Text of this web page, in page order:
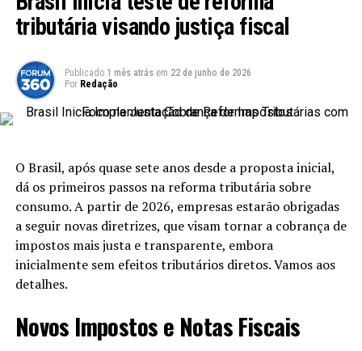
proibições semelhantes. “É essencial que o Brasil
acompanhe essa evolução do conhecimento científico,
alternativas viáveis”, afirmou o senador durante a
votação.
O Que A Lei Implica?
A Lei 15.183 não altera as diretrizes existentes sobre
testes em medicamentos, sendo restrita a produtos
cosméticos e ingredientes que constam apenas nesses
itens. A proteção agora oferecida a animais não
comprometerá a segurança de produtos que já se
encontram no mercado, pois há exceções que permitem
a venda de cosméticos que tenham sido testados em
Exceções à Proibição
tributária visando justiça fiscal
Publicado 1 mês atrás em 22 de junho de 2026
Por Redação
O Brasil, após quase sete anos desde a proposta inicial,
dá os primeiros passos na reforma tributária sobre
consumo. A partir de 2026, empresas estarão obrigadas
a seguir novas diretrizes, que visam tornar a cobrança de
impostos mais justa e transparente, embora
inicialmente sem efeitos tributários diretos. Vamos aos
detalhes.
Novos Impostos e Notas Fiscais